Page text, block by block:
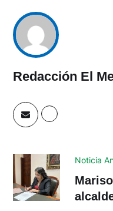
Redacción El
Noticia